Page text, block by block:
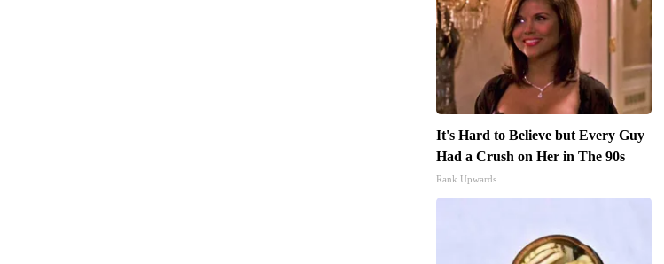
It's Hard to Believe but Every Guy
Had a Crush on Her in The 90s
Rank Upwards